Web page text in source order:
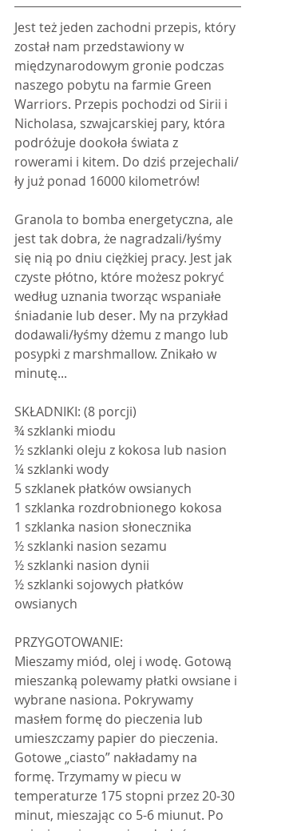
Jest też jeden zachodni przepis, który
został nam przedstawiony w
międzynarodowym gronie podczas
naszego pobytu na farmie Green
Warriors. Przepis pochodzi od Sirii i
Nicholasa, szwajcarskiej pary, która
podróżuje dookoła świata z
rowerami i kitem. Do dziś przejechali/
ły już ponad 16000 kilometrów!
Granola to bomba energetyczna, ale
jest tak dobra, że nagradzali/łyśmy
się nią po dniu ciężkiej pracy. Jest jak
czyste płótno, które możesz pokryć
według uznania tworząc wspaniałe
śniadanie lub deser. My na przykład
dodawali/łyśmy dżemu z mango lub
posypki z marshmallow. Znikało w
minutę...
SKŁADNIKI: (8 porcji)
¾ szklanki miodu
½ szklanki oleju z kokosa lub nasion
¼ szklanki wody
5 szklanek płatków owsianych
1 szklanka rozdrobnionego kokosa
1 szklanka nasion słonecznika
½ szklanki nasion sezamu
½ szklanki nasion dynii
½ szklanki sojowych płatków
owsianych
PRZYGOTOWANIE:
Mieszamy miód, olej i wodę. Gotową
mieszanką polewamy płatki owsiane i
wybrane nasiona. Pokrywamy
masłem formę do pieczenia lub
umieszczamy papier do pieczenia.
Gotowe „ciasto” nakładamy na
formę. Trzymamy w piecu w
temperaturze 175 stopni przez 20-30
minut, mieszając co 5-6 miunut. Po